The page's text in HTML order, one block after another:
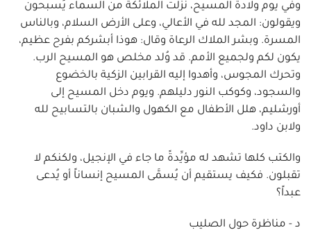
وفي يوم ولادة المسيح، نزلت الملائكة من السماء يُسبحون
ويقولون: المجد لله في الأعالي، وعلى الأرض السلام، وبالناس
المسرة. وبشر الملاك الرعاة وقال: هوذا أبشركم بفرح عظيم،
يكون لكم ولجميع الأمم. قد وُلد مخلص هو المسيح الرب.
وتحرك المجوس، وأهدوا إليه القرابين الزكية بالخضوع
والسجود، وكوكب النور دليلهم. ويوم دخل المسيح إلى
أورشليم، هلل الأطفال مع الكهول والشبان بالتسابيح لله
ولابن داود.
والكتب كلها تشهد له مؤيِّدةً ما جاء في الإنجيل، ولكنكم لا
تقبلون. فكيف يستقيم أن يُسمَّى المسيح إنساناً أو يُدعى
عبداً؟
د - مناظرة حول الصليب